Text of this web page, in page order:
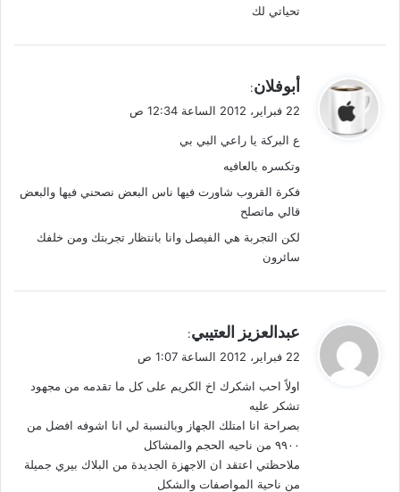
تحياتي لك
ي
ل
أبوفلان:
22 فبراير، 2012 الساعة 12:34 ص
ع البركة يا راعي البي بي
وتكسره بالعافيه
فكرة القروب شاورت فيها ناس البعض نصحني فيها والبعض
قالي ماتصلح
لكن التجربة هي الفيصل وانا بانتظار تجربتك ومن خلفك
سائرون
ي
ل
عبدالعزيز العتيبي:
22 فبراير، 2012 الساعة 1:07 ص
اولاً احب اشكرك اخ الكريم على كل ما تقدمه من مجهود
تشكر عليه
بصراحة انا امتلك الجهاز وبالنسبة لي انا اشوفه افضل من
٩٩٠٠ من ناحيه الحجم والمشاكل
ملاحظتي اعتقد ان الاجهزة الجديدة من البلاك بيري جميلة
من ناحية المواصفات والشكل